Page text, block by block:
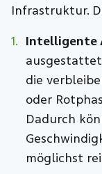
Infrastruktur.
Intelligente
die
oder
Dadurch
möglichst